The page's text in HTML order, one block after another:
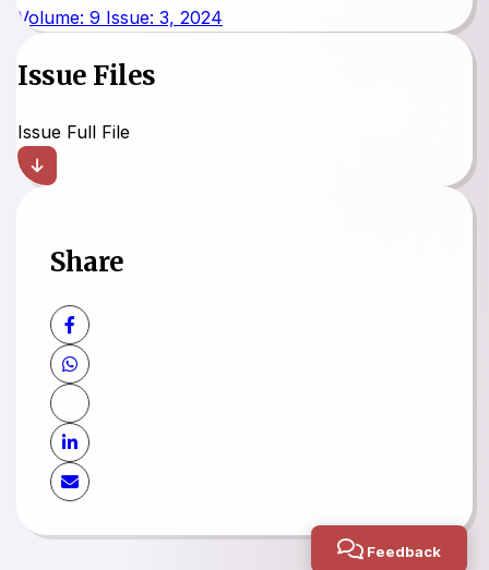
Volume: 9 Issue: 3, 2024
Issue Files
Issue Full File
Share
Feedback